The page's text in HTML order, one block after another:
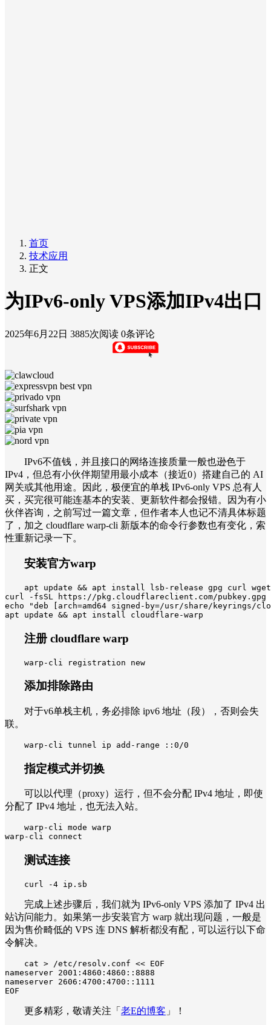
首页
技术应用
正文
为IPv6-only VPS添加IPv4出口
2025年6月22日 3885次阅读 0条评论
IPv6不值钱，并且接口的网络连接质量一般也逊色于
IPv4，但总有小伙伴期望用最小成本（接近0）搭建自己的 AI
网关或其他用途。因此，极便宜的单栈 IPv6-only VPS 总有人
买，买完很可能连基本的安装、更新软件都会报错。因为有小
伙伴咨询，之前写过一篇文章，但作者本人也记不清具体标题
了，加之 cloudflare warp-cli 新版本的命令行参数也有变化，索
性重新记录一下。
安装官方warp
apt update && apt install lsb-release gpg curl wget
curl -fsSL https://pkg.cloudflareclient.com/
echo "deb [arch=amd64 signed-by=/usr/share/
apt update && apt install cloudflare-warp
注册 cloudflare warp
warp-cli registration new
添加排除路由
对于v6单栈主机，务必排除 ipv6 地址（段），否则会失
联。
warp-cli tunnel ip add-range ::0/0
指定模式并切换
可以以代理（proxy）运行，但不会分配 IPv4 地址，即使
分配了 IPv4 地址，也无法入站。
warp-cli mode warp
warp-cli connect
测试连接
curl -4 ip.sb
完成上述步骤后，我们就为 IPv6-only VPS 添加了 IPv4 出
站访问能力。如果第一步安装官方 warp 就出现问题，一般是
因为售价畸低的 VPS 连 DNS 解析都没有配，可以运行以下命
令解决。
cat > /etc/resolv.conf << EOF
nameserver 2001:4860:4860::8888
nameserver 2606:4700:4700::1111
EOF
更多精彩，敬请关注「 老E的博客 」 ！